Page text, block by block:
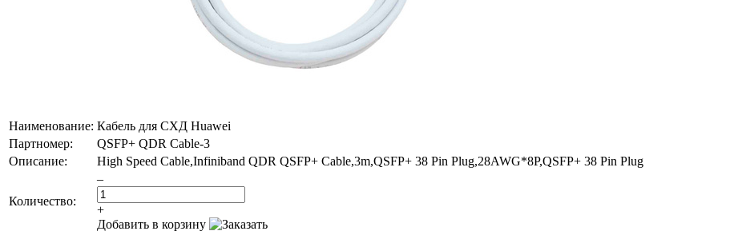
Наименование: Кабель для СХД Huawei
Партномер:
QSFP+ QDR Cable-3
Описание:
High Speed Cable,Infiniband QDR QSFP+ Cable,3m,QSFP+ 38 Pin Plug,28AWG*8P,QSFP+ 38 Pin Plug
Количество:
–
+
Добавить в корзину